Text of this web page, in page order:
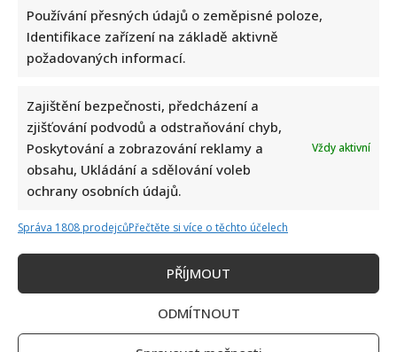
Používání přesných údajů o zeměpisné poloze,
Identifikace zařízení na základě aktivně
požadovaných informací.
Zajištění bezpečnosti, předcházení a
zjišťování podvodů a odstraňování chyb,
Poskytování a zobrazování reklamy a
obsahu, Ukládání a sdělování voleb
ochrany osobních údajů.
Vždy aktivní
Správa 1808 prodejcůPřečtěte si více o těchto účelech
PŘÍJMOUT
ODMÍTNOUT